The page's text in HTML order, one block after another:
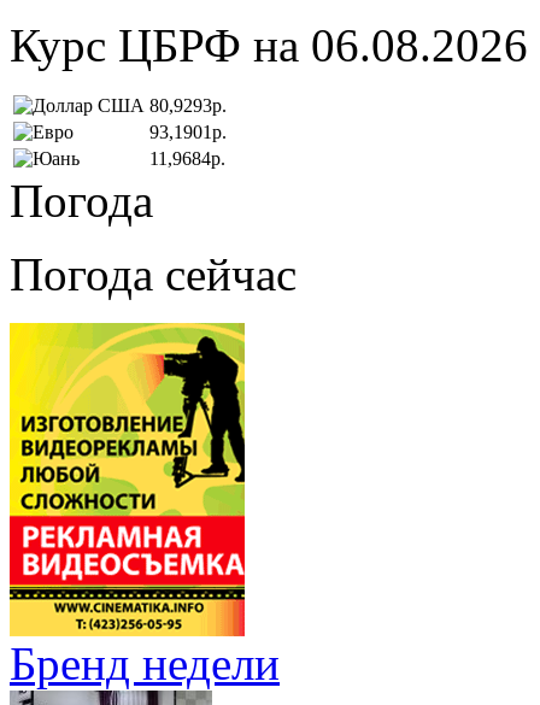
Курс ЦБРФ на 06.08.2026
80,9293р.
93,1901р.
11,9684р.
Погода
Погода сейчас
Бренд недели